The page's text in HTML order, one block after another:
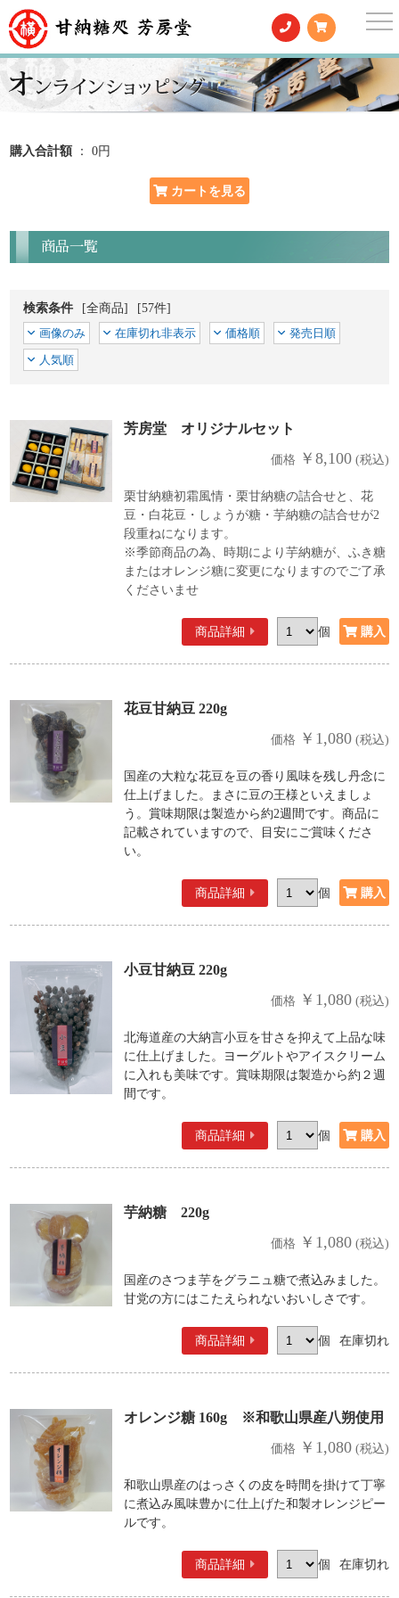
購入合計額 ： 0円
商品一覧
検索条件 [全商品]
[57件]
画像のみ
在庫切れ非表示 価格順
発売日順
人気順
芳房堂 オリジナルセット
価格 ￥8,100(税込)
栗甘納糖初霜風情・栗甘納糖の詰合せと、花
豆・白花豆・しょうが糖・芋納糖の詰合せが2
段重ねになります。
※季節商品の為、時期により芋納糖が、ふき糖
またはオレンジ糖に変更になりますのでご了承
くださいませ
商品詳細 個
花豆甘納豆 220g
価格 ￥1,080(税込)
国産の大粒な花豆を豆の香り風味を残し丹念に
仕上げました。まさに豆の王様といえましょ
う。賞味期限は製造から約2週間です。商品に
記載されていますので、目安にご賞味くださ
い。
商品詳細 個
小豆甘納豆 220g
価格 ￥1,080(税込)
北海道産の大納言小豆を甘さを抑えて上品な味
に仕上げました。ヨーグルトやアイスクリーム
に入れも美味です。賞味期限は製造から約２週
間です。
商品詳細 個
芋納糖 220g
価格 ￥1,080(税込)
国産のさつま芋をグラニュ糖で煮込みました。
甘党の方にはこたえられないおいしさです。
商品詳細 個 在庫切れ
オレンジ糖 160g ※和歌山県産八朔使用
価格 ￥1,080(税込)
和歌山県産のはっさくの皮を時間を掛けて丁寧
に煮込み風味豊かに仕上げた和製オレンジピー
ルです。
商品詳細 個 在庫切れ